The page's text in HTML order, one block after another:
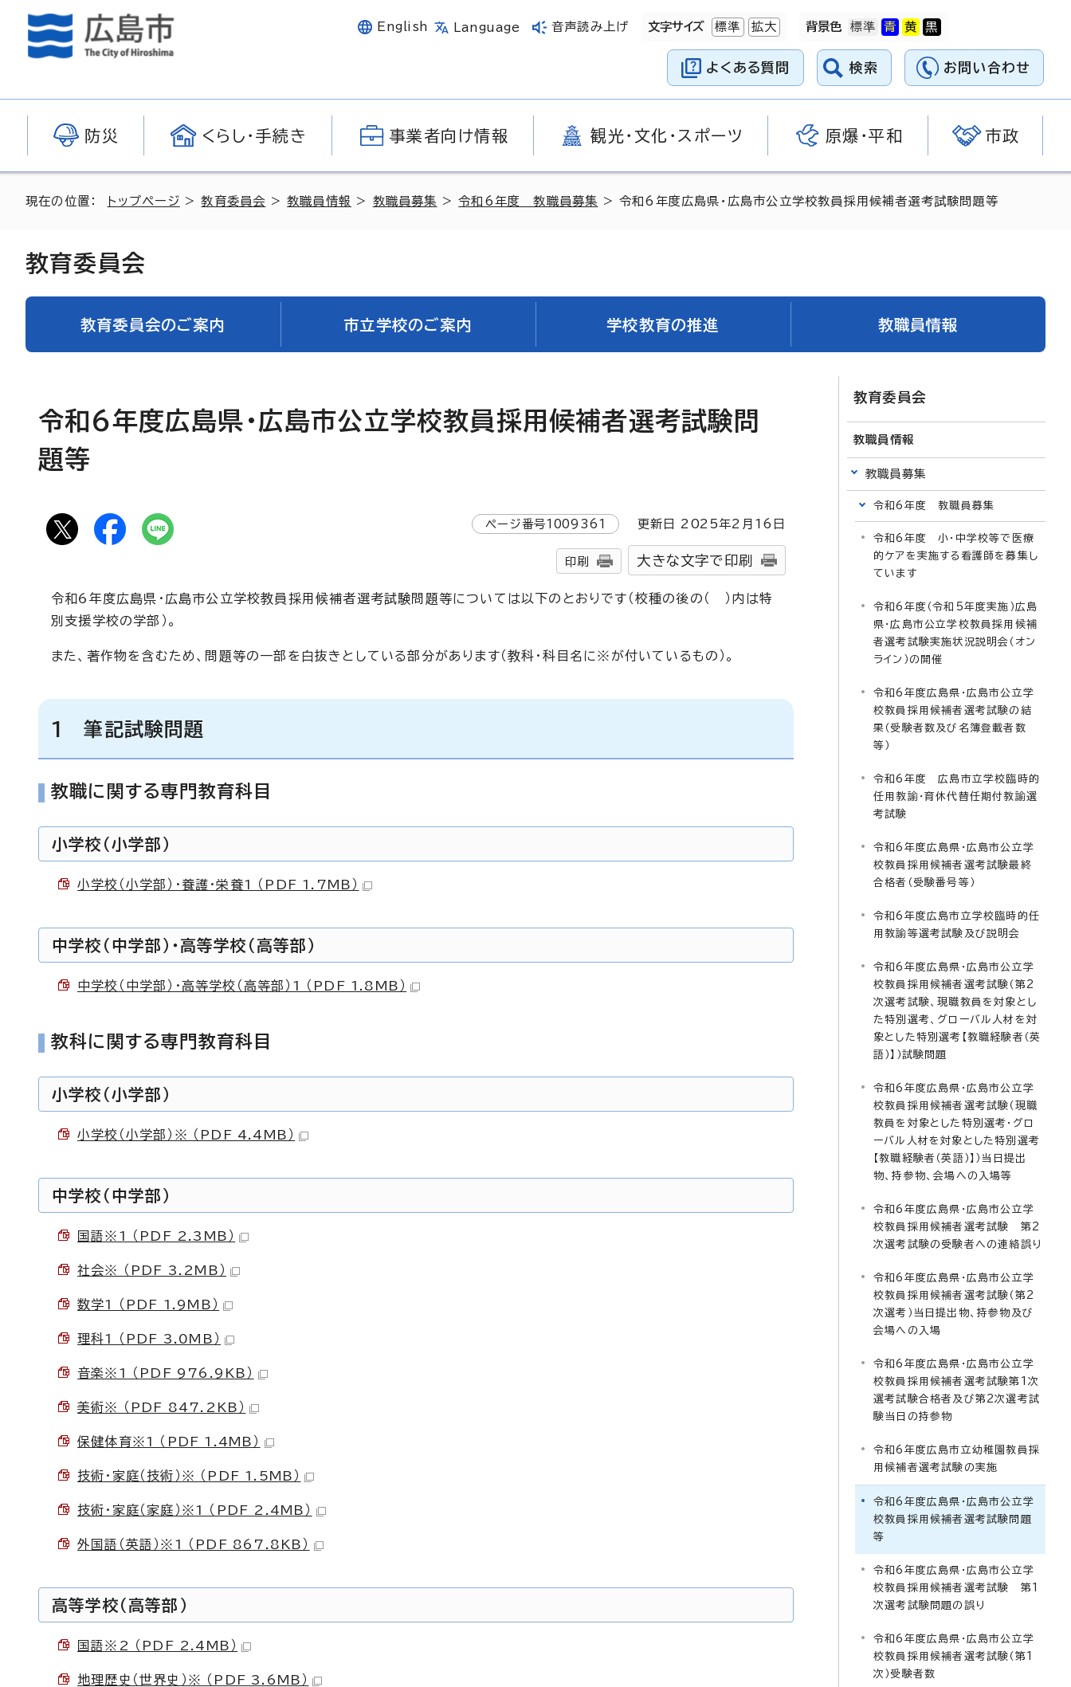
English Language 音声読み上げ 文字サイズ 標準 拡大 背景色
よくある質問 検索 お問い合わせ
防災 くらし・手続き 事業者向け情報 観光・文化・スポーツ 原爆・平和 市政
現在の位置： トップページ >教育委員会 >教職員情報 > 教職員募集 >令和6年度 教職員募集 > 令和6年度広島県・広島市公立学校教員採用候補者選考試験問題等
教育委員会
教育委員会のご案内 市立学校のご案内 学校教育の推進 教職員情報
令和6年度広島県・広島市公立学校教員採用候補者選考試験問
題等
ページ番号1009361 更新日 2025年2月 16 日
印刷 大きな文字で印刷
令和6年度広島県・広島市公立学校教員採用候補者選考試験問題等については以下のとおりです（校種の後の（ ）内は特
別支援学校の学部）。
また、著作物を含むため、問題等の一部を白抜きとしている部分があります（教科・科目名に※が付いているもの）。
1 筆記試験問題
教職に関する専門教育科目
小学校（小学部）
小学校（小学部）・養護・栄養1 （PDF 1.7MB）
中学校（中学部）・高等学校（高等部）
中学校（中学部）・高等学校（高等部）1 （PDF 1.8MB）
教科に関する専門教育科目
小学校（小学部）
小学校（小学部）※ （PDF 4.4MB）
中学校（中学部）
国語※1 （PDF 2.3MB）
社会※ （PDF 3.2MB）
数学1 （PDF 1.9MB）
理科1 （PDF 3.0MB）
音楽※1 （PDF 976.9KB）
美術※ （PDF 847.2KB）
保健体育※1 （PDF 1.4MB）
技術・家庭（技術）※ （PDF 1.5MB）
技術・家庭（家庭）※1 （PDF 2.4MB）
外国語（英語）※1 （PDF 867.8KB）
高等学校（高等部）
国語※2 （PDF 2.4MB）
地理歴史（世界史）※ （PDF 3.6MB）
教育委員会
教職員情報
教職員募集
令和6年度 教職員募集
令和6年度 小・中学校等で医療
的ケアを実施する看護師を募集し
ています
令和6年度（令和5年度実施）広島
県・広島市公立学校教員採用候補
者選考試験実施状況説明会（オン
ライン）の開催
令和6年度広島県・広島市公立学
校教員採用候補者選考試験の結
果（受験者数及び名簿登載者数
等）
令和6年度 広島市立学校臨時的
任用教諭・育休代替任期付教諭選
考試験
令和6年度広島県・広島市公立学
校教員採用候補者選考試験最終
合格者（受験番号等）
令和6年度広島市立学校臨時的任
用教諭等選考試験及び説明会
令和6年度広島県・広島市公立学
校教員採用候補者選考試験（第2
次選考試験、現職教員を対象とし
た特別選考、グローバル人材を対
象とした特別選考【教職経験者（英
語）】）試験問題
令和6年度広島県・広島市公立学
校教員採用候補者選考試験（現職
教員を対象とした特別選考・グロ
ーバル人材を対象とした特別選考
【教職経験者（英語）】）当日提出
物、持参物、会場への入場等
令和6年度広島県・広島市公立学
校教員採用候補者選考試験 第2
次選考試験の受験者への連絡誤り
令和6年度広島県・広島市公立学
校教員採用候補者選考試験（第2
次選考）当日提出物、持参物及び
会場への入場
令和6年度広島県・広島市公立学
校教員採用候補者選考試験第1次
選考試験合格者及び第2次選考試
験当日の持参物
令和6年度広島市立幼稚園教員採
用候補者選考試験の実施
令和6年度広島県・広島市公立学
校教員採用候補者選考試験問題
等
令和6年度広島県・広島市公立学
校教員採用候補者選考試験 第1
次選考試験問題の誤り
令和6年度広島県・広島市公立学
校教員採用候補者選考試験（第1
次）受験者数